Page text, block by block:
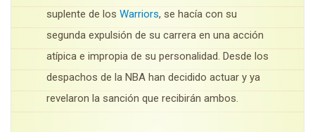
suplente de los Warriors, se hacía con su
segunda expulsión de su carrera en una acción
atípica e impropia de su personalidad. Desde los
despachos de la NBA han decidido actuar y ya
revelaron la sanción que recibirán ambos.